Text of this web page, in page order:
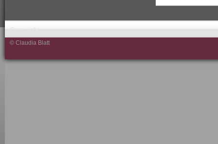
© Claudia Blatt